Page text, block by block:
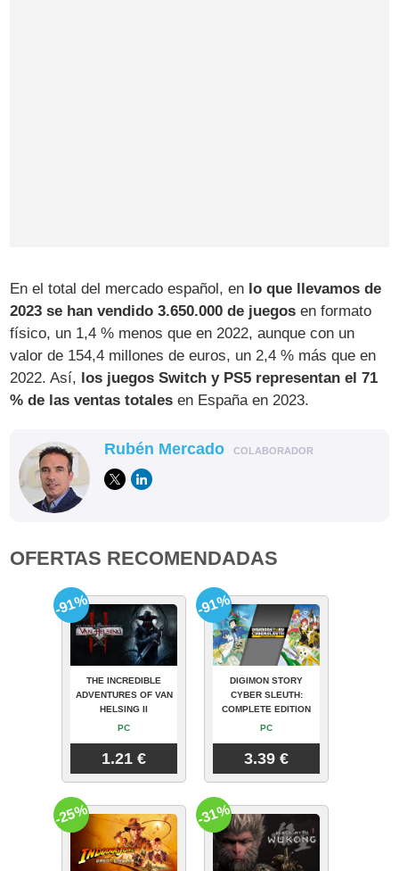
En el total del mercado español, en lo que llevamos de
2023 se han vendido 3.650.000 de juegos en formato
físico, un 1,4 % menos que en 2022, aunque con un
valor de 154,4 millones de euros, un 2,4 % más que en
2022. Así, los juegos Switch y PS5 representan el 71
% de las ventas totales en España en 2023.
Rubén Mercado COLABORADOR
OFERTAS RECOMENDADAS
THE INCREDIBLE
ADVENTURES OF VAN
HELSING II
PC
1.21 €
-91%
DIGIMON STORY
CYBER SLEUTH:
COMPLETE EDITION
PC
3.39 €
-91%
-25% -31%